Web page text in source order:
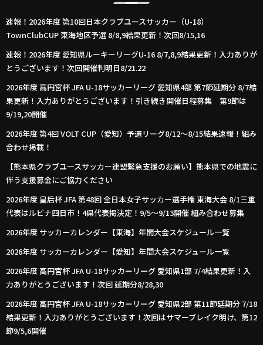
速報！2026年度 第10回日本クラブユースサッカー（U-18）
TownClubCUP 東海地区予選 8/8,9結果更新！次回8/15,16
速報！2026年度 愛知県ルーキーリーグU-16 8/7,8,9結果更新！入力ありが
とうございます！次回開催判明日8/21.22
2026年度 高円宮杯 JFA U-18サッカーリーグ 愛知県4部 第7節延期分 8/7結
果更新！入力ありがとうございます！引き続き開催日程募集 第9節は
9/19,20開催
2026年度 第4回 VOLT CUP（愛知）予選リーグ8/12～8/15結果速報！組み
合わせ掲載！
【熊本県クラブユースサッカー連盟緊急支援のお願い】熊本県での地震に
伴う支援募金にご協力ください
2026年度 皇后杯 JFA 第48回 全日本女子サッカー選手権 東海大会 8/1三重
代表はルビナ四日市！4県代表掲決定！9/5～9/13開催 組み合わせ募集
2026年度 サッカーカレンダー【東海】年間大会スケジュール一覧
2026年度 サッカーカレンダー【愛知】年間大会スケジュール一覧
2026年度 高円宮杯 JFA U-18サッカーリーグ 愛知県1部 7/4結果更新！入
力ありがとうございます！次回 延期分8/28,30
2026年度 高円宮杯 JFA U-18サッカーリーグ 愛知県2部 第11節延期分 7/18
結果更新！入力ありがとうございます！次回はサマーブレイク明け、第12
節9/5,6開催